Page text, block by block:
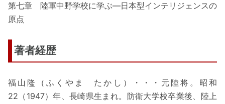
第七章 陸軍中野学校に学ぶ―日本型インテリジェンスの
原点
著者経歴
福山隆（ふくやま たかし）・・・元陸将。昭和
22（1947）年、長崎県生まれ。防衛大学校卒業後、陸上